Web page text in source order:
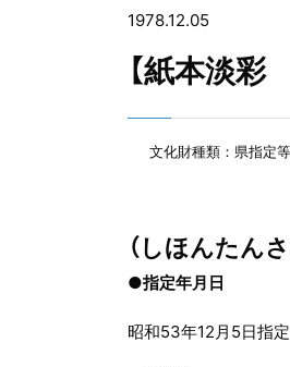
1978.12.05
【紙本淡彩
文化財種類：県指定
（しほんたん
●指定年月日
昭和53年12月5日指定